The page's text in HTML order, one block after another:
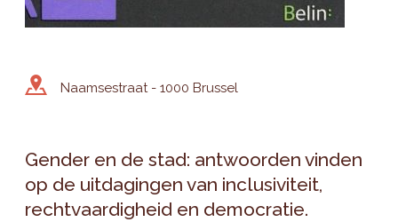
Naamsestraat - 1000 Brussel
Gender en de stad: antwoorden vinden
op de uitdagingen van inclusiviteit,
rechtvaardigheid en democratie.